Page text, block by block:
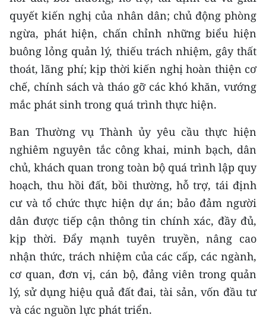
quyết kiến nghị của nhân dân; chủ động phòng
ngừa, phát hiện, chấn chỉnh những biểu hiện
buông lỏng quản lý, thiếu trách nhiệm, gây thất
thoát, lãng phí; kịp thời kiến nghị hoàn thiện cơ
chế, chính sách và tháo gỡ các khó khăn, vướng
mắc phát sinh trong quá trình thực hiện.
Ban Thường vụ Thành ủy yêu cầu thực hiện
nghiêm nguyên tắc công khai, minh bạch, dân
chủ, khách quan trong toàn bộ quá trình lập quy
hoạch, thu hồi đất, bồi thường, hỗ trợ, tái định
cư và tổ chức thực hiện dự án; bảo đảm người
dân được tiếp cận thông tin chính xác, đầy đủ,
kịp thời. Đẩy mạnh tuyên truyền, nâng cao
nhận thức, trách nhiệm của các cấp, các ngành,
cơ quan, đơn vị, cán bộ, đảng viên trong quản
lý, sử dụng hiệu quả đất đai, tài sản, vốn đầu tư
và các nguồn lực phát triển.